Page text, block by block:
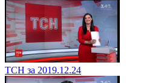
ТСН за 2019.12.24